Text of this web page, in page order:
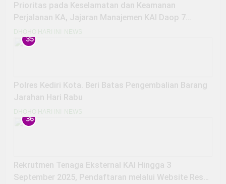
Prioritas pada Keselamatan dan Keamanan
Perjalanan KA, Jajaran Manajemen KAI Daop 7
Madiun Periksa Lintas antara Stasiun Madiun–
Jombang
DHOHO HARI INI NEWS
35
Polres Kediri Kota. Beri Batas Pengembalian Barang
Jarahan Hari Rabu
DHOHO HARI INI NEWS
36
Rekrutmen Tenaga Eksternal KAI Hingga 3
September 2025, Pendaftaran melalui Website Resmi